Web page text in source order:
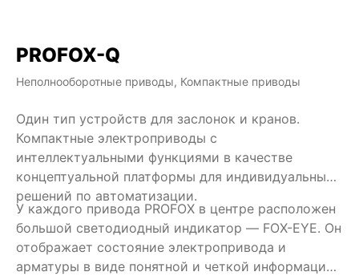
PROFOX-Q
Неполнооборотные приводы, Компактные приводы
Один тип устройств для заслонок и кранов.
Компактные электроприводы с
интеллектуальными функциями в качестве
концептуальной платформы для индивидуальных
решений по автоматизации.
У каждого привода PROFOX в центре расположен
большой светодиодный индикатор — FOX-EYE. Он
отображает состояние электропривода и
арматуры в виде понятной и четкой информации.